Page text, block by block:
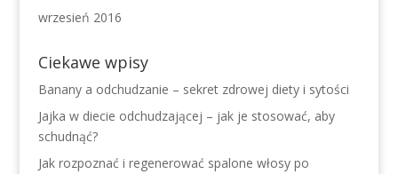
wrzesień 2016
Ciekawe wpisy
Banany a odchudzanie – sekret zdrowej diety i sytości
Jajka w diecie odchudzającej – jak je stosować, aby
schudnąć?
Jak rozpoznać i regenerować spalone włosy po